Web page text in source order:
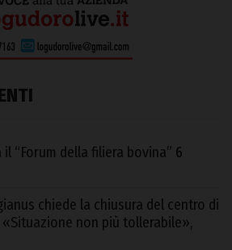
“Forum della filiera bovina” 6
chiede la chiusura del centro di
non più tollerabile»,